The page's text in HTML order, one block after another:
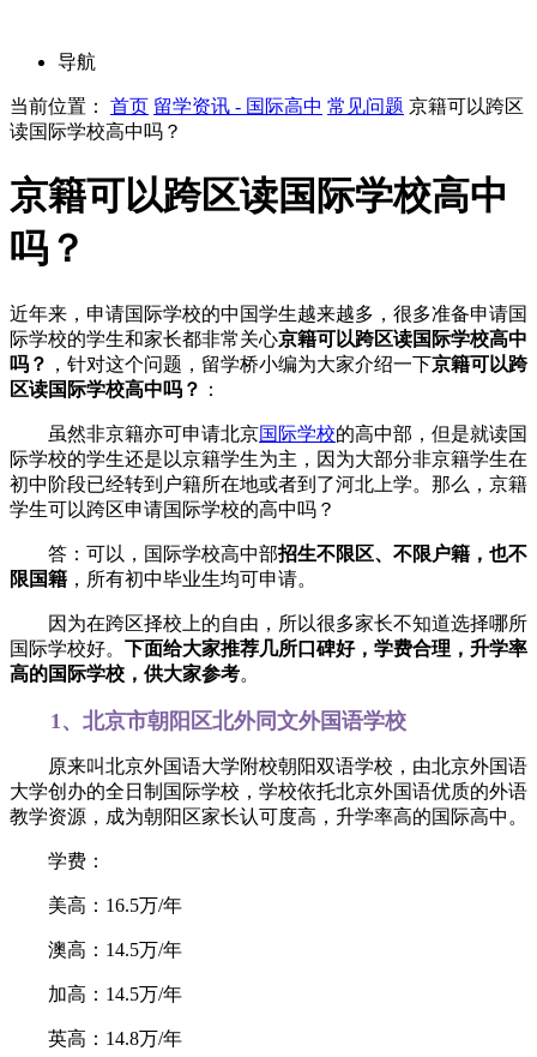
导航
当前位置： 首页 留学资讯 - 国际高中 常见问题 京籍可以跨区
读国际学校高中吗？
京籍可以跨区读国际学校高中
吗？
近年来，申请国际学校的中国学生越来越多，很多准备申请国
际学校的学生和家长都非常关心京籍可以跨区读国际学校高中
吗？ ，针对这个问题，留学桥小编为大家介绍一下京籍可以跨
区读国际学校高中吗？ ：
虽然非京籍亦可申请北京国际学校的高中部，但是就读国
际学校的学生还是以京籍学生为主，因为大部分非京籍学生在
初中阶段已经转到户籍所在地或者到了河北上学。那么，京籍
学生可以跨区申请国际学校的高中吗？
答：可以，国际学校高中部招生不限区、不限户籍，也不
限国籍 ，所有初中毕业生均可申请。
因为在跨区择校上的自由，所以很多家长不知道选择哪所
国际学校好。 下面给大家推荐几所口碑好，学费合理，升学率
高的国际学校，供大家参考。
1、北京市朝阳区北外同文外国语学校
原来叫北京外国语大学附校朝阳双语学校，由北京外国语
大学创办的全日制国际学校，学校依托北京外国语优质的外语
教学资源，成为朝阳区家长认可度高，升学率高的国际高中。
学费：
美高：16.5万/年
澳高：14.5万/年
加高：14.5万/年
英高：14.8万/年